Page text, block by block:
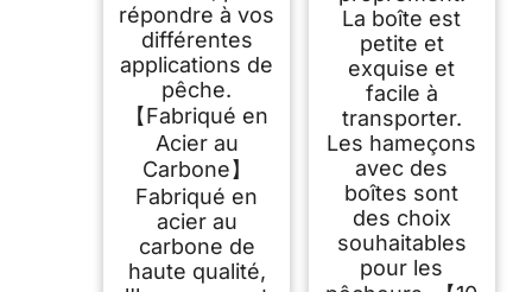
répondre à vos
différentes
applications de
pêche.
【Fabriqué en
Acier au
Carbone】
Fabriqué en
acier au
carbone de
haute qualité,
La boîte est
petite et
exquise et
facile à
transporter.
Les hameçons
avec des
boîtes sont
des choix
souhaitables
pour les